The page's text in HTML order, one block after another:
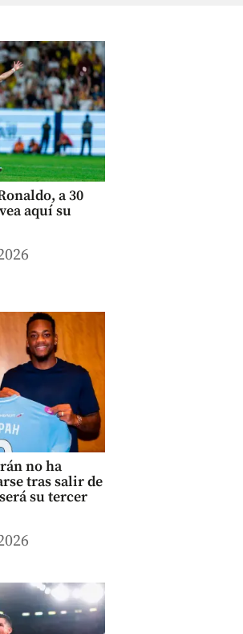
a 30
aquí su
no ha
tras salir de
su tercer